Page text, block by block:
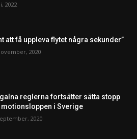
2022
att få uppleva flytet några sekunder”
2020
galna reglerna fortsätter sätta stopp
i Sverige
2020